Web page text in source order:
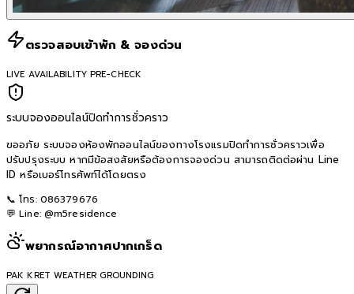
ตรวจสอบเข้าพัก & จองด่วน
LIVE AVAILABILITY PRE-CHECK
ระบบจองออนไลน์ปิดทำการชั่วคราว
ขออภัย ระบบจองห้องพักออนไลน์ของทางโรงแรมปิดทำการชั่วคราวเพื่อ
ปรับปรุงระบบ หากมีข้อสงสัยหรือต้องการจองด่วน สามารถติดต่อผ่าน Line
ID หรือเบอร์โทรศัพท์ได้โดยตรง
📞 โทร: 086379676
💬 Line: @m5residence
พยากรณ์อากาศปากเกร็ด
PAK KRET WEATHER GROUNDING